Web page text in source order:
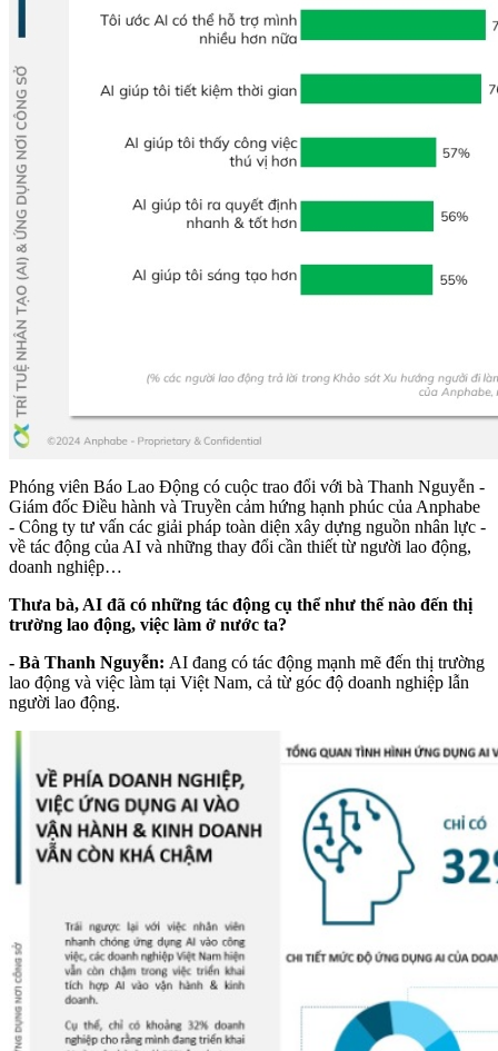
Phóng viên Báo Lao Động có cuộc trao đổi với bà Thanh Nguyễn -
Giám đốc Điều hành và Truyền cảm hứng hạnh phúc của Anphabe
- Công ty tư vấn các giải pháp toàn diện xây dựng nguồn nhân lực -
về tác động của AI và những thay đổi cần thiết từ người lao động,
doanh nghiệp…
Thưa bà, AI đã có những tác động cụ thể như thế nào đến thị
trường lao động, việc làm ở nước ta?
- Bà Thanh Nguyễn: AI đang có tác động mạnh mẽ đến thị trường
lao động và việc làm tại Việt Nam, cả từ góc độ doanh nghiệp lẫn
người lao động.